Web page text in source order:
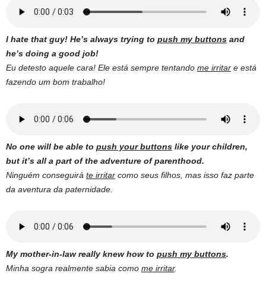
I hate that guy! He’s always trying to push my buttons and
he’s doing a good job!
Eu detesto aquele cara! Ele está sempre tentando me irritar e está
fazendo um bom trabalho!
No one will be able to push your buttons like your children,
but it’s all a part of the adventure of parenthood.
Ninguém conseguirá te irritar como seus filhos, mas isso faz parte
da aventura da paternidade.
My mother-in-law really knew how to push my buttons.
Minha sogra realmente sabia como me irritar.